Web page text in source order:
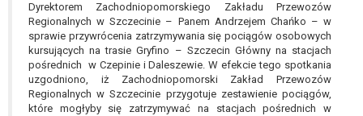
Dyrektorem Zachodniopomorskiego Zakładu Przewozów
Regionalnych w Szczecinie – Panem Andrzejem Chańko – w
sprawie przywrócenia zatrzymywania się pociągów osobowych
kursujących na trasie Gryfino – Szczecin Główny na stacjach
pośrednich w Czepinie i Daleszewie. W efekcie tego spotkania
uzgodniono, iż Zachodniopomorski Zakład Przewozów
Regionalnych w Szczecinie przygotuje zestawienie pociągów,
które mogłyby się zatrzymywać na stacjach pośrednich w